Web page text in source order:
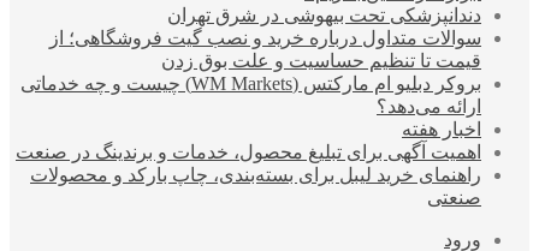
دندانپزشکی تحت بیهوشی در شرق تهران
سوالات متداول درباره خرید و نصب گیت فروشگاهی؛ از
قیمت تا تنظیم حساسیت و علت بوق زدن
بروکر دبلیو ام مارکتس (WM Markets) چیست و چه خدماتی
ارائه می‌دهد؟
اخبار هفته
اهمیت آگهی برای تبلیغ محصول، خدمات و برندینگ در صنعت
راهنمای خرید لیبل برای بسته‌بندی، چاپ بارکد و محصولات
صنعتی
ورود